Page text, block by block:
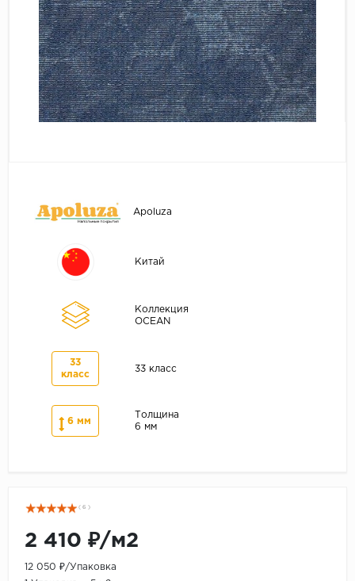
Серый
Бежевый
Дуб светлый
Коричневый
Страна
Apoluza
Китай
Коллекция
OCEAN
33
класс
33 класс
6 мм
Толщина
6 мм
( 6 )
2 410 ₽/м2
12 050 ₽/Упаковка